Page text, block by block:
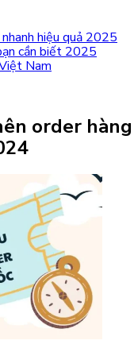
hiệu quả 2025
cần biết 2025
Nam
order hàng